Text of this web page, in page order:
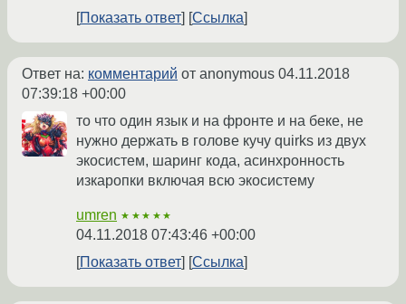
Показать ответ
Ссылка
Ответ на: комментарий от anonymous 04.11.2018
07:39:18 +00:00
то что один язык и на фронте и на беке, не
нужно держать в голове кучу quirks из двух
экосистем, шаринг кода, асинхронность
изкаропки включая всю экосистему
umren ★★★★★
04.11.2018 07:43:46 +00:00
Показать ответ
Ссылка